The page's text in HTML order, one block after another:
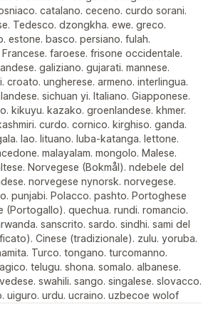
catalano. ceceno. curdo sorani.
Tedesco. dzongkha. ewe. greco.
estone. basco. persiano. fulah.
faroese. frisone occidentale.
galiziano. gujarati. mannese.
croato. ungherese. armeno. interlingua.
sichuan yi. Italiano. Giapponese.
kikuyu. kazako. groenlandese. khmer.
curdo. cornico. kirghiso. ganda.
lao. lituano. luba-katanga. lettone.
malayalam. mongolo. Malese.
Norvegese (Bokmål). ndebele del
norvegese nynorsk. norvegese.
punjabi. Polacco. pashto. Portoghese
(Portogallo). quechua. rundi. romancio.
sanscrito. sardo. sindhi. sami del
Cinese (tradizionale). zulu. yoruba.
Turco. tongano. turcomanno.
telugu. shona. somalo. albanese.
swahili. sango. singalese. slovacco.
uiguro. urdu. ucraino. uzbecoe wolof